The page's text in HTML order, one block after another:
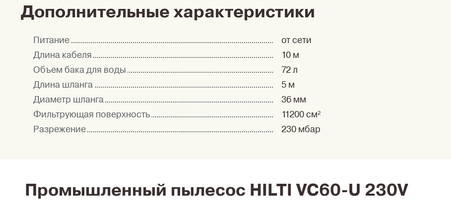
Дополнительные характеристики
Питание
от сети
Длина кабеля
10 м
Объем бака для воды
72 л
Длина шланга
5 м
Диаметр шланга
36 мм
Фильтрующая поверхность
11200 см²
Разрежение
230 мбар
Промышленный пылесос HILTI VC60-U 230V